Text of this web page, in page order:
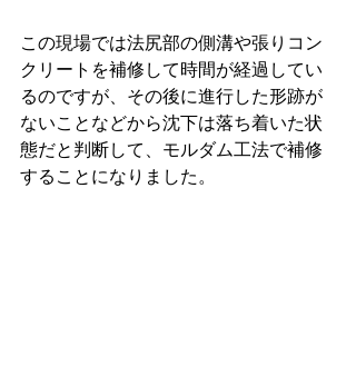
この現場では法尻部の側溝や張りコン
クリートを補修して時間が経過してい
るのですが、その後に進行した形跡が
ないことなどから沈下は落ち着いた状
態だと判断して、モルダム工法で補修
することになりました。